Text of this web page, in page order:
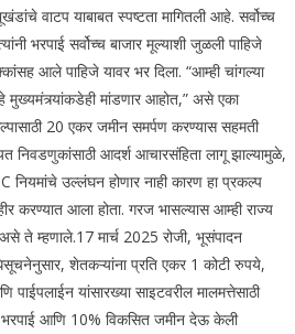
वाटप याबाबत स्पष्टता मागितली आहे. सर्वोच्च
भरपाई सर्वोच्च बाजार मूल्याशी जुळली पाहिजे
आले पाहिजे यावर भर दिला. “आम्ही चांगल्या
मांडणार आहोत,” असे एका
20 एकर जमीन समर्पण करण्यास सहमती
निवडणुकांसाठी आदर्श आचारसंहिता लागू झाल्यामुळे,
नियमांचे उल्लंघन होणार नाही कारण हा प्रकल्प
करण्यात आला होता. गरज भासल्यास आम्ही राज्य
ते म्हणाले.17 मार्च 2025 रोजी, भूसंपादन
शेतकऱ्यांना प्रति एकर 1 कोटी रुपये,
यांसारख्या साइटवरील मालमत्तेसाठी
भरपाई आणि 10% विकसित जमीन देऊ केली